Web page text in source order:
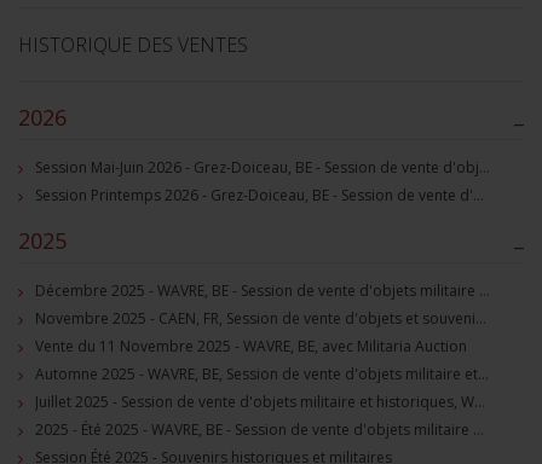
HISTORIQUE DES VENTES
–
2026
Session Mai-Juin 2026 - Grez-Doiceau, BE - Session de vente d'objets militaire et souvenirs historiques
Session Printemps 2026 - Grez-Doiceau, BE - Session de vente d'objets militaire et souvenirs historiques
–
2025
Décembre 2025 - WAVRE, BE - Session de vente d'objets militaire et souvenirs historiques
Novembre 2025 - CAEN, FR, Session de vente d'objets et souvenirs militaires
Vente du 11 Novembre 2025 - WAVRE, BE, avec Militaria Auction
Automne 2025 - WAVRE, BE, Session de vente d'objets militaire et souvenirs historiques
Juillet 2025 - Session de vente d'objets militaire et historiques, Wavre, BE
2025 - Été 2025 - WAVRE, BE - Session de vente d'objets militaire et souvenirs historiques
Session Été 2025 - Souvenirs historiques et militaires